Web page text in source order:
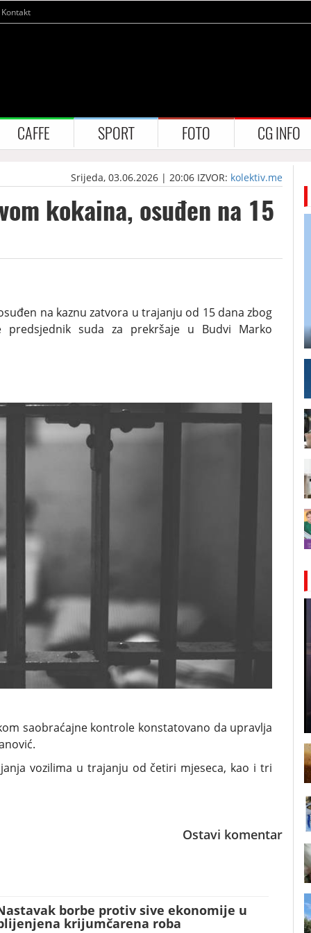
Kontakt
CAFFE SPORT FOTO CG INFO
Srijeda, 03.06.2026 | 20:06 IZVOR: kolektiv.me
kokaina, osuđen na 15
na kaznu zatvora u trajanju od 15 dana zbog
suda za prekršaje u Budvi Marko
saobraćajne kontrole konstatovano da upravlja
vozilima u trajanju od četiri mjeseca, kao i tri
Ostavi komentar
borbe protiv sive ekonomije u
krijumčarena roba